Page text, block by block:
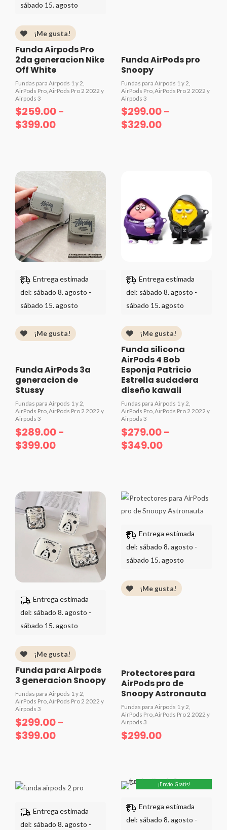
sábado 15. agosto
¡Me gusta!
Funda Airpods Pro
2da generacion Nike
Off White
Fundas para Airpods 1 y 2,
AirPods Pro, AirPods Pro 2 2022 y
Airpods 3
$259.00-
$399.00
Funda AirPods pro
Snoopy
Fundas para Airpods 1 y 2,
AirPods Pro, AirPods Pro 2 2022 y
Airpods 3
$299.00-
$329.00
Entrega estimada
del: sábado 8. agosto -
sábado 15. agosto
¡Me gusta!
Funda AirPods 3a
generacion de
Stussy
Fundas para Airpods 1 y 2,
AirPods Pro, AirPods Pro 2 2022 y
Airpods 3
$289.00-
$399.00
Rango
precios:
desde
$289.00
hasta
$399.00
Entrega estimada
del: sábado 8. agosto -
sábado 15. agosto
¡Me gusta!
Funda silicona
AirPods 4 Bob
Esponja Patricio
Estrella sudadera
diseño kawaii
Fundas para Airpods 1 y 2,
AirPods Pro, AirPods Pro 2 2022 y
Airpods 3
$279.00-
$349.00
precios:
desde
$279.00
hasta
5
Entrega estimada
del: sábado 8. agosto -
sábado 15. agosto
¡Me gusta!
Funda para Airpods
3 generacion Snoopy
Fundas para Airpods 1 y 2,
AirPods Pro, AirPods Pro 2 2022 y
Airpods 3
$299.00-
$399.00
Rango
de
precios:
desde
$299.00
hasta
$399.00
5
Entrega estimada
del: sábado 8. agosto -
sábado 15. agosto
¡Me gusta!
Protectores para
AirPods pro de
Snoopy Astronauta
Fundas para Airpods 1 y 2,
AirPods Pro, AirPods Pro 2 2022 y
Airpods 3
$299.00
5
Entrega estimada
del: sábado 8. agosto -
Rango
precios:
desde
¡Envío Gratis!
Entrega estimada
del: sábado 8. agosto -
Rango
precios:
desde